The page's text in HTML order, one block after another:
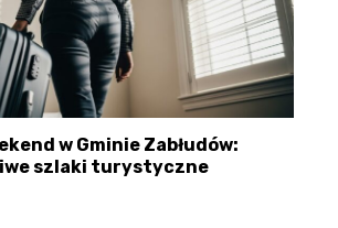
w Gminie Zabłudów:
szlaki turystyczne